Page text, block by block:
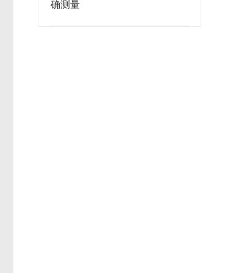
确测量